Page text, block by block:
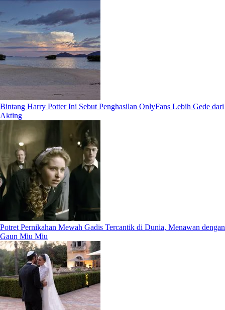
Bintang Harry Potter Ini Sebut Penghasilan OnlyFans Lebih Gede dari
Akting
Potret Pernikahan Mewah Gadis Tercantik di Dunia, Menawan dengan
Gaun Miu Miu